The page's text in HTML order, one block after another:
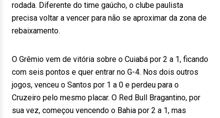
rodada. Diferente do time gaúcho, o clube paulista
precisa voltar a vencer para não se aproximar da zona de
rebaixamento.
O Grêmio vem de vitória sobre o Cuiabá por 2 a 1, ficando
com seis pontos e quer entrar no G-4. Nos dois outros
jogos, venceu o Santos por 1 a 0 e perdeu para o
Cruzeiro pelo mesmo placar. O Red Bull Bragantino, por
sua vez, começou vencendo o Bahia por 2 a 1, mas